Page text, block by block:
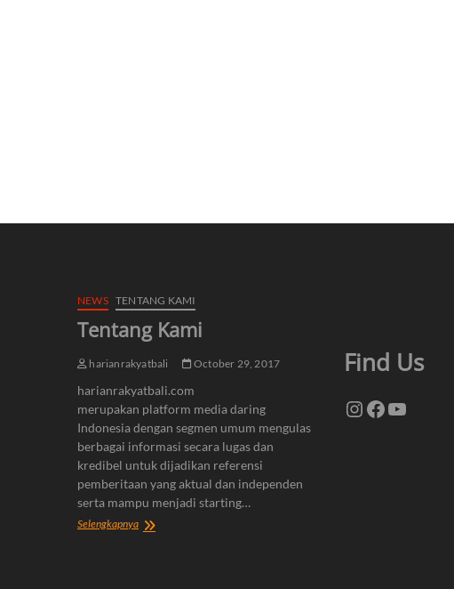
NEWS TENTANG KAMI
Tentang Kami
harianrakyatbali October 29, 2017
harianrakyatbali.com
merupakan platform media daring
Indonesia dengan segmen umum mengulas
berbagai informasi secara lugas dan
kredibel untuk dijadikan referensi
pemberitaan yang aktual dan independen
serta mampu menjadi starting…
SelengkapnyaTentang
Find Us
Instagram
Facebook
YouTube